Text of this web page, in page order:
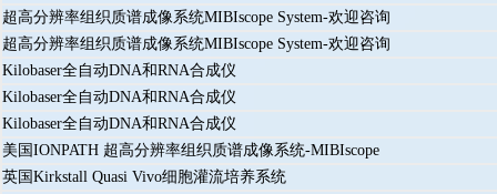
超高分辨率组织质谱成像系统MIBIscope System-欢迎咨询
超高分辨率组织质谱成像系统MIBIscope System-欢迎咨询
Kilobaser全自动DNA和RNA合成仪
Kilobaser全自动DNA和RNA合成仪
Kilobaser全自动DNA和RNA合成仪
美国IONPATH 超高分辨率组织质谱成像系统-MIBIscope
英国Kirkstall Quasi Vivo细胞灌流培养系统